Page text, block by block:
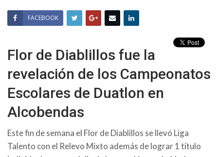
FACEBOOK
Flor de Diablillos fue la
revelación de los Campeonatos
Escolares de Duatlon en
Alcobendas
Este fin de semana el Flor de Diablillos se llevó Liga
Talento con el Relevo Mixto además de lograr 1 título